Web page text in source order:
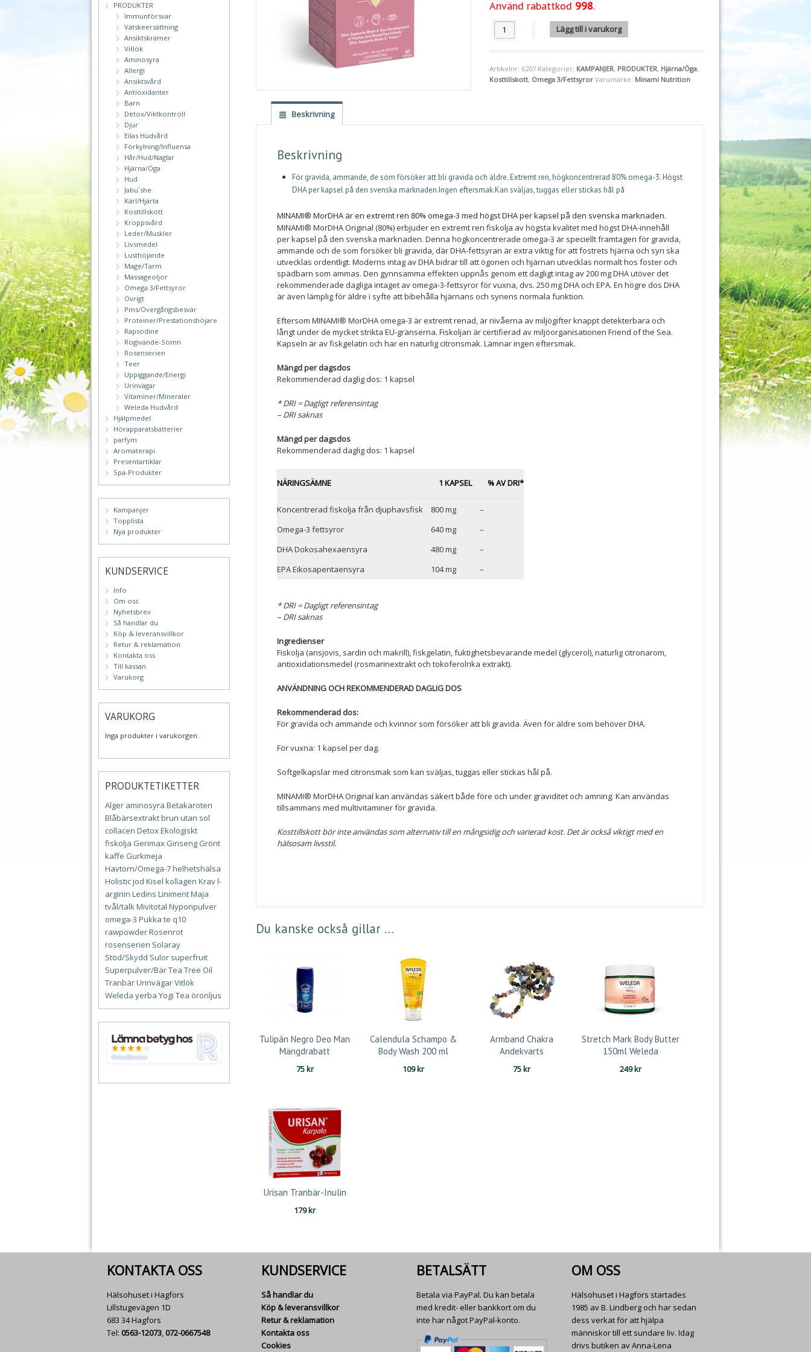
358 kr.
293 kr.
Använd rabattkod 998.
MorDHA Original 80% 60 kapslar Minami "Mängdrabatt" mängd
Lägg till i varukorg
Artikelnr: 6207 Kategorier: KAMPANJER, PRODUKTER, Hjärna/Öga,
Kosttillskott, Omega 3/Fettsyror Varumärke: Minami Nutrition
Beskrivning
Beskrivning
För gravida, ammande, de som försöker att bli gravida och äldre. Extremt ren, högkoncentrerad 80% omega-3. Högst
DHA per kapsel på den svenska marknaden.Ingen eftersmak.Kan sväljas, tuggas eller stickas hål på
MINAMI® MorDHA är en extremt ren 80% omega-3 med högst DHA per kapsel på den svenska marknaden.
MINAMI® MorDHA Original (80%) erbjuder en extremt ren fiskolja av högsta kvalitet med högst DHA-innehåll
per kapsel på den svenska marknaden. Denna högkoncentrerade omega-3 är speciellt framtagen för gravida,
ammande och de som försöker bli gravida, där DHA-fettsyran är extra viktig för att fostrets hjärna och syn ska
utvecklas ordentligt. Moderns intag av DHA bidrar till att ögonen och hjärnan utvecklas normalt hos foster och
spädbarn som ammas. Den gynnsamma effekten uppnås genom ett dagligt intag av 200 mg DHA utöver det
rekommenderade dagliga intaget av omega-3-fettsyror för vuxna, dvs. 250 mg DHA och EPA. En högre dos DHA
är även lämplig för äldre i syfte att bibehålla hjärnans och synens normala funktion.
Eftersom MINAMI® MorDHA omega-3 är extremt renad, är nivåerna av miljögifter knappt detekterbara och
långt under de mycket strikta EU-gränserna. Fiskoljan är certifierad av miljöorganisationen Friend of the Sea.
Kapseln är av fiskgelatin och har en naturlig citronsmak. Lämnar ingen eftersmak.
Mängd per dagsdos
Rekommenderad daglig dos: 1 kapsel
* DRI = Dagligt referensintag
– DRI saknas
Mängd per dagsdos
Rekommenderad daglig dos: 1 kapsel
NÄRINGSÄMNE 1 KAPSEL % AV DRI*
Koncentrerad fiskolja från djuphavsfisk 800 mg
–
Omega-3 fettsyror
640 mg
–
DHA Dokosahexaensyra
480 mg
–
EPA Eikosapentaensyra
104 mg –
* DRI = Dagligt referensintag
– DRI saknas
Ingredienser
Fiskolja (ansjovis, sardin och makrill), fiskgelatin, fuktighetsbevarande medel (glycerol), naturlig citronarom,
antioxidationsmedel (rosmarinextrakt och tokoferolrika extrakt).
ANVÄNDNING OCH REKOMMENDERAD DAGLIG DOS
Rekommenderad dos:
För gravida och ammande och kvinnor som försöker att bli gravida. Även för äldre som behöver DHA.
För vuxna: 1 kapsel per dag.
Softgelkapslar med citronsmak som kan sväljas, tuggas eller stickas hål på.
MINAMI® MorDHA Original kan användas säkert både före och under graviditet och amning. Kan användas
tillsammans med multivitaminer för gravida.
Kosttillskott bör inte användas som alternativ till en mångsidig och varierad kost. Det är också viktigt med en
hälsosam livsstil.
Du kanske också gillar …
Tulipán Negro Deo Man
Mängdrabatt
75kr
Calendula Schampo &
Body Wash 200 ml
109kr
Armband Chakra
Andekvarts
75kr
Stretch Mark Body Butter
150ml Weleda
249kr
Urisan Tranbär-Inulin
179kr
PRODUKTER
Immunförsvar
Vätskeersättning
Ansiktskrämer
Vitlök
Aminosyra
Allergi
Ansiktsvård
Antioxidanter
Barn
Detox/Viktkontroll
Djur
Eilas Hudvård
Förkylning/Influensa
Hår/Hud/Naglar
Hjärna/Öga
Hud
Jabu´she
Kärl/Hjärta
Kosttillskott
Kroppsvård
Leder/Muskler
Livsmedel
Lusthöjande
Mage/Tarm
Massageoljor
Omega 3/Fettsyror
Övrigt
Pms/Övergångsbesvär
Proteiner/Prestationshöjare
Rapsodine
Rogivande-Sömn
Rosenserien
Teer
Uppiggande/Energi
Urinvägar
Vitaminer/Mineraler
Weleda Hudvård
Hjälpmedel
Hörapparatsbatterier
parfym
Aromaterapi
Presentartiklar
Spa-Produkter
Kampanjer
Topplista
Nya produkter
KUNDSERVICE
Info
Om oss
Nyhetsbrev
Så handlar du
Köp & leveransvillkor
Retur & reklamation
Kontakta oss
Till kassan
Varukorg
VARUKORG
Inga produkter i varukorgen.
PRODUKTETIKETTER
Alger aminosyra Betakaroten
Blåbärsextraktbrun utan sol
collacen DetoxEkologiskt
fiskolja Gerimax Ginseng Grönt
kaffe Gurkmeja
Havtorn/Omega-7helhetshälsa
Holisticjod Kisel kollagen Kravl-
arginin Ledins LinimentMaja
tvål/talkMivitotal Nyponpulver
omega-3 Pukka te q10
rawpowderRosenrot
rosenserien Solaray
Stöd/Skydd Sulor superfruit
Superpulver/BärTea Tree Oil
TranbärUrinvägarVitlök
Weleda yerba Yogi Tea öronljus
KONTAKTA OSS
Hälsohuset i Hagfors
Lillstugevägen 1D
683 34 Hagfors
Tel: 0563-12073,072-0667548
KUNDSERVICE
Så handlar du
Köp & leveransvillkor
Retur & reklamation
Kontakta oss
Cookies
BETALSÄTT
Betala via PayPal. Du kan betala
med kredit- eller bankkort om du
inte har något PayPal-konto.
OM OSS
Hälsohuset i Hagfors startades
1985 av B. Lindberg och har sedan
dess verkat för att hjälpa
människor till ett sundare liv. Idag
drivs butiken av Anna-Lena